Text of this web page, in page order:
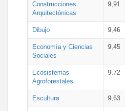
Construcciones
Arquitectónicas
9,91
Dibujo 9,46
Economía y Ciencias
Sociales
9,45
Ecosistemas
Agroforestales
9,72
Escultura 9,63